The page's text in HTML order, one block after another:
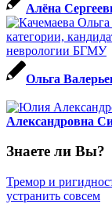
Алёна
Ольга
Александровна
Знаете ли Вы?
Тремор и
устранить совсем